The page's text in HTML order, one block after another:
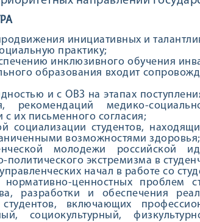
инициативных и
практику;
инклюзивного обучения
образования входит
и с ОВЗ на этапах
рекомендаций медико-
их письменного согласия;
социализации студентов,
возможностями здоровья;
молодежи российской
политического экстремизма в
начал в работе со
ценностных проблем
разработки и обеспечения
включающих
социокультурный,